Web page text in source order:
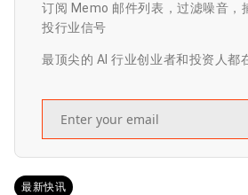
订阅 Memo 邮件列表，过滤噪音，
投行业信号
最顶尖的 AI 行业创业者和投资人都
最新快讯